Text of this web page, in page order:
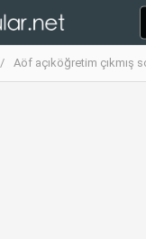
Aöf açıköğretim çıkmış